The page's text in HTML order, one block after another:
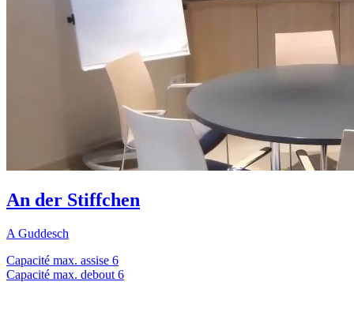
An der Stiffchen
A Guddesch
Capacité max. assise 6
Capacité max. debout 6